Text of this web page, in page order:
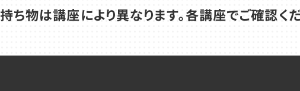
持ち物は講座により異なります。各講座でご確認く